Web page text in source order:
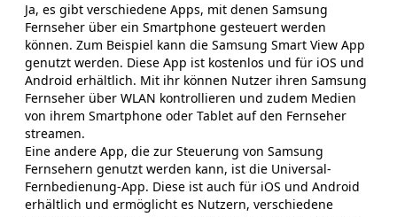
Ja, es gibt verschiedene Apps, mit denen Samsung
Fernseher über ein Smartphone gesteuert werden
können. Zum Beispiel kann die Samsung Smart View App
genutzt werden. Diese App ist kostenlos und für iOS und
Android erhältlich. Mit ihr können Nutzer ihren Samsung
Fernseher über WLAN kontrollieren und zudem Medien
von ihrem Smartphone oder Tablet auf den Fernseher
streamen.
Eine andere App, die zur Steuerung von Samsung
Fernsehern genutzt werden kann, ist die Universal-
Fernbedienung-App. Diese ist auch für iOS und Android
erhältlich und ermöglicht es Nutzern, verschiedene